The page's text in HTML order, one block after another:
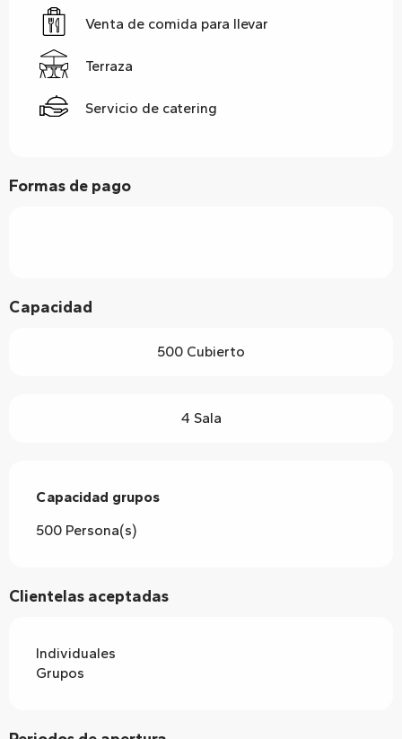
Venta de comida para llevar
Terraza
Servicio de catering
Formas de pago
Capacidad
500 Cubierto
4 Sala
Capacidad grupos
Capacidad grupos
500 Persona(s)
Clientelas aceptadas
Individuales
Grupos